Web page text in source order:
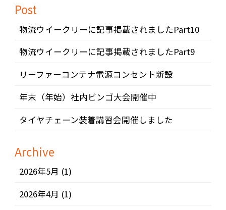
Post
物流ウイークリーに記事掲載されましたPart10
物流ウイークリーに記事掲載されましたPart9
リーファーコンテナ電源コンセント新設
年末（年始）社内ビンゴ大会開催中
タイヤチェーン装着講習会開催しました
Archive
2026年5月 (1)
2026年4月 (1)